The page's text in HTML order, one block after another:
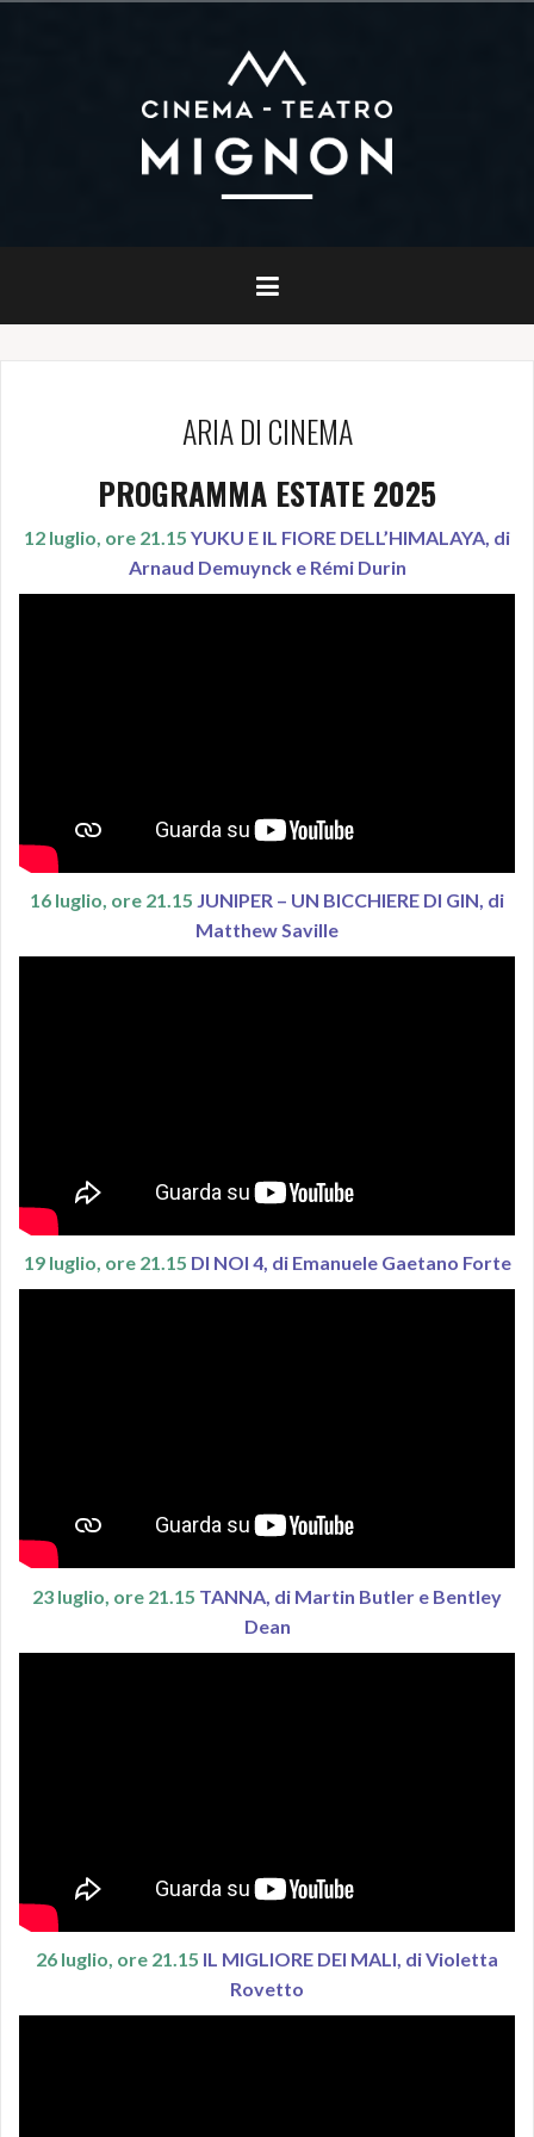
ARIA DI CINEMA
PROGRAMMA ESTATE 2025
12 luglio, ore 21.15 YUKU E IL FIORE DELL’HIMALAYA, di
Arnaud Demuynck e Rémi Durin
16 luglio, ore 21.15 JUNIPER – UN BICCHIERE DI GIN, di
Matthew Saville
19 luglio, ore 21.15 DI NOI 4, di Emanuele Gaetano Forte
23 luglio, ore 21.15 TANNA, di Martin Butler e Bentley
Dean
26 luglio, ore 21.15 IL MIGLIORE DEI MALI, di Violetta
Rovetto